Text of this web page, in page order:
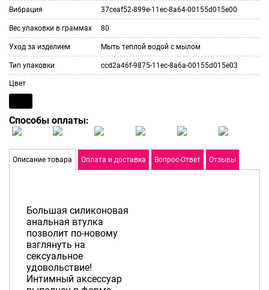
Вибрация 37ceaf52-899e-11ec-8a64-00155d015e00
Вес упаковки в граммах 80
Уход за изделием Мыть теплой водой с мылом
Тип упаковки ccd2a46f-9875-11ec-8a6a-00155d015e03
Цвет
Способы оплаты:
Описание товара Оплата и доставка Вопрос-Ответ Отзывы
Большая силиконовая
анальная втулка
позволит по-новому
взглянуть на
сексуальное
удовольствие!
Интимный аксессуар